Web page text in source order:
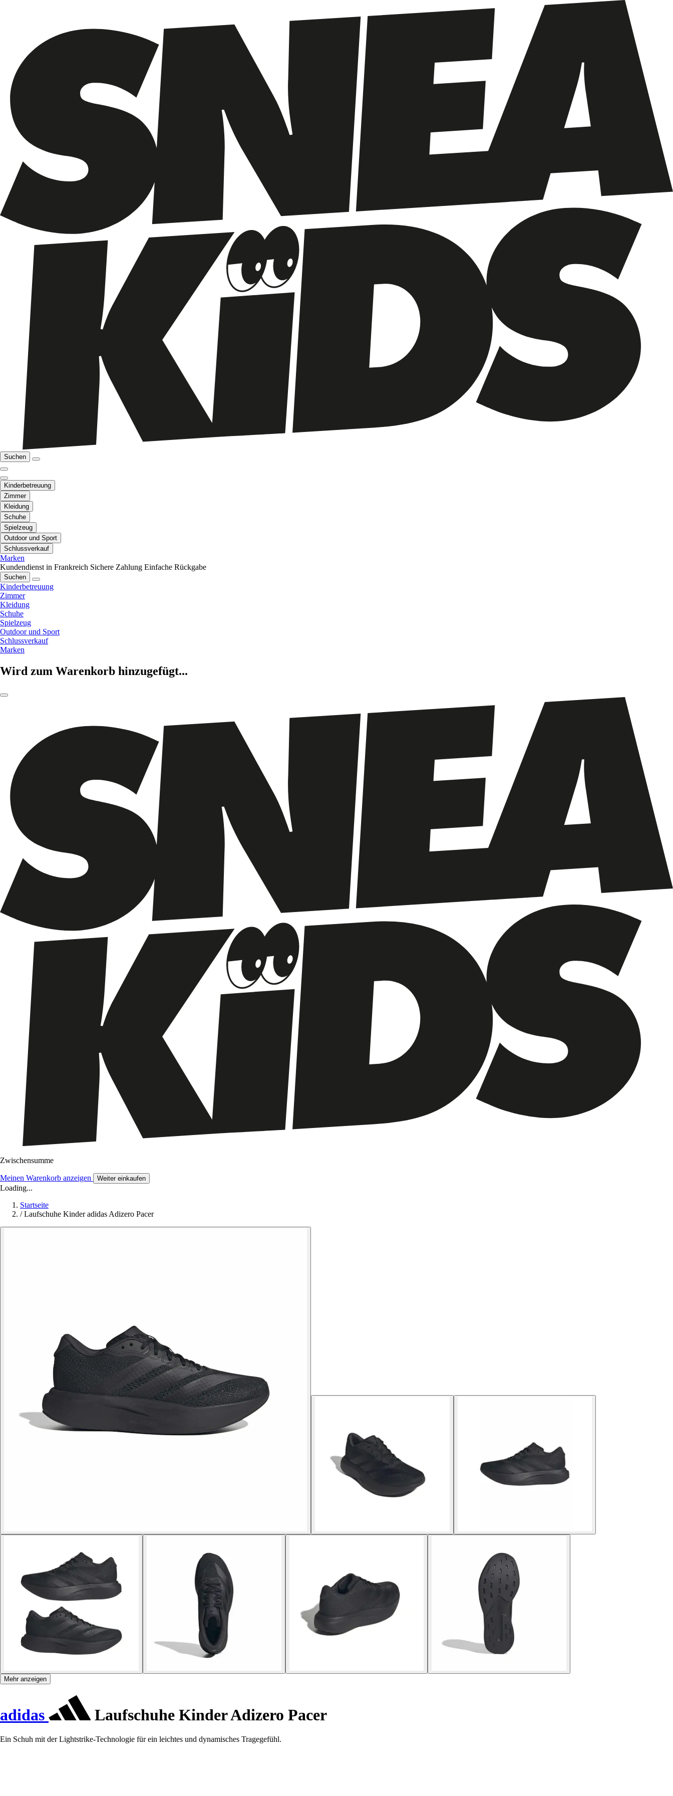
Suchen
Kinderbetreuung
Zimmer
Kleidung
Schuhe
Spielzeug
Outdoor und Sport
Schlussverkauf
Marken
Kundendienst in Frankreich Sichere Zahlung Einfache Rückgabe
Suchen
Kinderbetreuung
Zimmer
Kleidung
Schuhe
Spielzeug
Outdoor und Sport
Schlussverkauf
Marken
Wird zum Warenkorb hinzugefügt...
Zwischensumme
Meinen Warenkorb anzeigen Weiter einkaufen
Loading...
Startseite
/ Laufschuhe Kinder adidas Adizero Pacer
Mehr anzeigen
adidas Laufschuhe Kinder Adizero Pacer
Ein Schuh mit der Lightstrike-Technologie für ein leichtes und dynamisches Tragegefühl.